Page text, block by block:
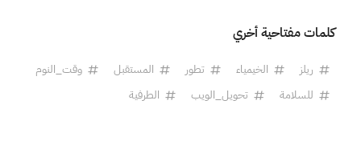
كلمات مفتاحية أخري
ريلز الخيمياء تطور المستقبل
وقت_النوم
للسلامة
تحويل_الويب الطرفية